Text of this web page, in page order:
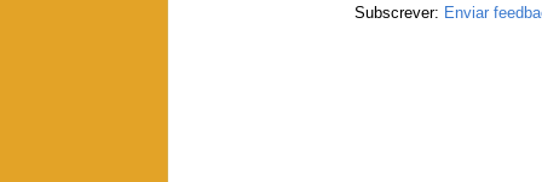
Subscrever: Enviar